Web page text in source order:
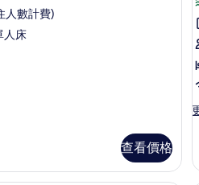
人數計費)
人床
查看價格